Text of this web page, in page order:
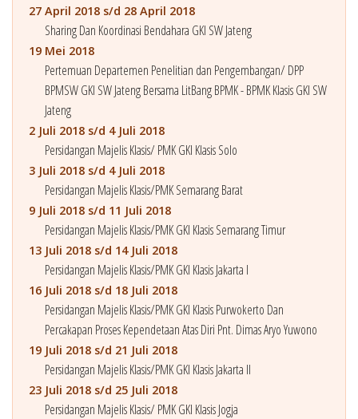
27 April 2018 s/d 28 April 2018
Sharing Dan Koordinasi Bendahara GKI SW Jateng
19 Mei 2018
Pertemuan Departemen Penelitian dan Pengembangan/ DPP
BPMSW GKI SW Jateng Bersama LitBang BPMK - BPMK Klasis GKI SW
Jateng
2 Juli 2018 s/d 4 Juli 2018
Persidangan Majelis Klasis/ PMK GKI Klasis Solo
3 Juli 2018 s/d 4 Juli 2018
Persidangan Majelis Klasis/PMK Semarang Barat
9 Juli 2018 s/d 11 Juli 2018
Persidangan Majelis Klasis/PMK GKI Klasis Semarang Timur
13 Juli 2018 s/d 14 Juli 2018
Persidangan Majelis Klasis/PMK GKI Klasis Jakarta I
16 Juli 2018 s/d 18 Juli 2018
Persidangan Majelis Klasis/PMK GKI Klasis Purwokerto Dan
Percakapan Proses Kependetaan Atas Diri Pnt. Dimas Aryo Yuwono
19 Juli 2018 s/d 21 Juli 2018
Persidangan Majelis Klasis/PMK GKI Klasis Jakarta II
23 Juli 2018 s/d 25 Juli 2018
Persidangan Majelis Klasis/ PMK GKI Klasis Jogja